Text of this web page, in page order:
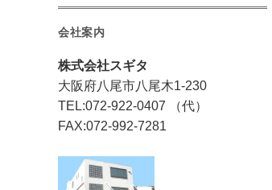
会社案内
株式会社スギタ
大阪府八尾市八尾木1-230
TEL:072-922-0407 （代）
FAX:072-992-7281